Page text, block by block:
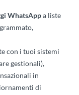
WhatsAppa liste
con i tuoi sistemi
gestionali),
in
di